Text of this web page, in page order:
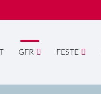
GFR FESTE